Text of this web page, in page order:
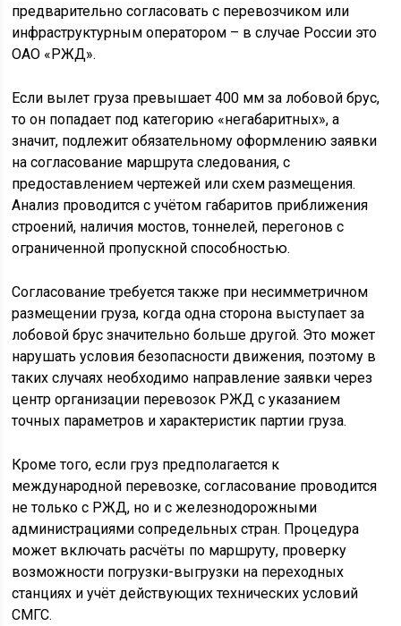
предварительно согласовать с перевозчиком или
инфраструктурным оператором – в случае России это
ОАО «РЖД».
Если вылет груза превышает 400 мм за лобовой брус,
то он попадает под категорию «негабаритных», а
значит, подлежит обязательному оформлению заявки
на согласование маршрута следования, с
предоставлением чертежей или схем размещения.
Анализ проводится с учётом габаритов приближения
строений, наличия мостов, тоннелей, перегонов с
ограниченной пропускной способностью.
Согласование требуется также при несимметричном
размещении груза, когда одна сторона выступает за
лобовой брус значительно больше другой. Это может
нарушать условия безопасности движения, поэтому в
таких случаях необходимо направление заявки через
центр организации перевозок РЖД с указанием
точных параметров и характеристик партии груза.
Кроме того, если груз предполагается к
международной перевозке, согласование проводится
не только с РЖД, но и с железнодорожными
администрациями сопредельных стран. Процедура
может включать расчёты по маршруту, проверку
возможности погрузки-выгрузки на переходных
станциях и учёт действующих технических условий
СМГС.